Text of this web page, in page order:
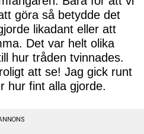
göra så betydde det
likadant eller att
Det var helt olika
hur tråden tvinnades.
att se! Jag gick runt
hur fint alla gjorde.